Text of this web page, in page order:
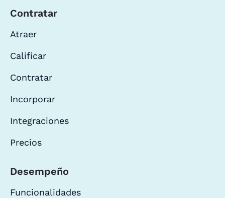
Contratar
Atraer
Calificar
Contratar
Incorporar
Integraciones
Precios
Desempeño
Funcionalidades